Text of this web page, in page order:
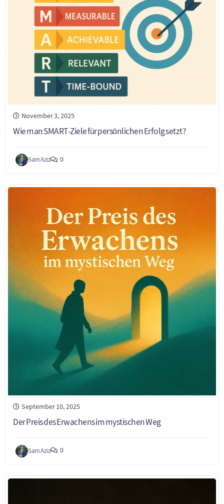
November 3, 2025
Wie man SMART-Ziele für persönlichen Erfolg setzt?
Sam Aziz 0
September 10, 2025
Der Preis des Erwachens im mystischen Weg
Sam Aziz 0